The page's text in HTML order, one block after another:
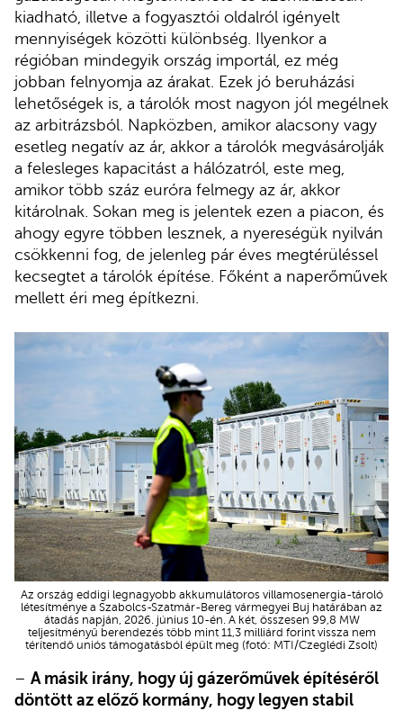
kiadható, illetve a fogyasztói oldalról igényelt
mennyiségek közötti különbség. Ilyenkor a
régióban mindegyik ország importál, ez még
jobban felnyomja az árakat. Ezek jó beruházási
lehetőségek is, a tárolók most nagyon jól megélnek
az arbitrázsból. Napközben, amikor alacsony vagy
esetleg negatív az ár, akkor a tárolók megvásárolják
a felesleges kapacitást a hálózatról, este meg,
amikor több száz euróra felmegy az ár, akkor
kitárolnak. Sokan meg is jelentek ezen a piacon, és
ahogy egyre többen lesznek, a nyereségük nyilván
csökkenni fog, de jelenleg pár éves megtérüléssel
kecsegtet a tárolók építése. Főként a naperőművek
mellett éri meg építkezni.
Az ország eddigi legnagyobb akkumulátoros villamosenergia-tároló
létesítménye a Szabolcs-Szatmár-Bereg vármegyei Buj határában az
átadás napján, 2026. június 10-én. A két, összesen 99,8 MW
teljesítményű berendezés több mint 11,3 milliárd forint vissza nem
térítendő uniós támogatásból épült meg (fotó: MTI/Czeglédi Zsolt)
– A másik irány, hogy új gázerőművek építéséről
döntött az előző kormány, hogy legyen stabil